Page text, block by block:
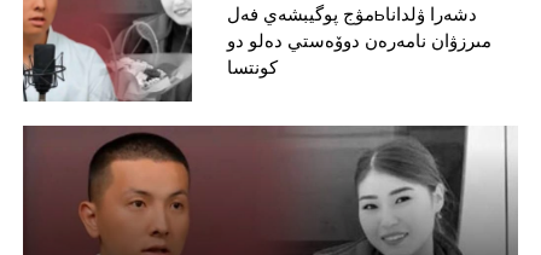
مۋج پوگيبشەي فەلьدشەرا ۋلدانا
مىرزۋان نامەرەن دوۆەستي دەلو دو
كونتسا